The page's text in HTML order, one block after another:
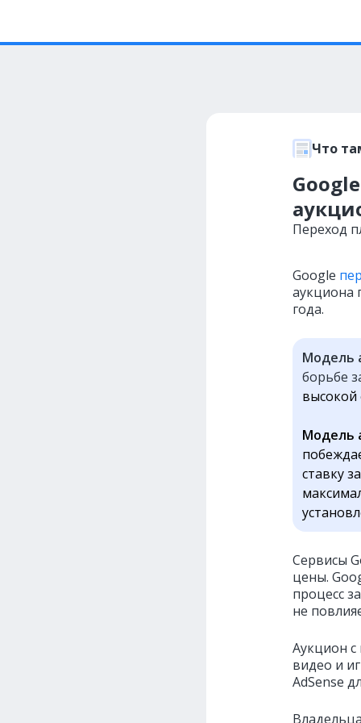
Что
Переход
Google
аукциона
года.
Модель
борьбе
высокой
Модель
ставку
Сервисы
цены.
процесс
не
Аукцион с
видео и
AdSense